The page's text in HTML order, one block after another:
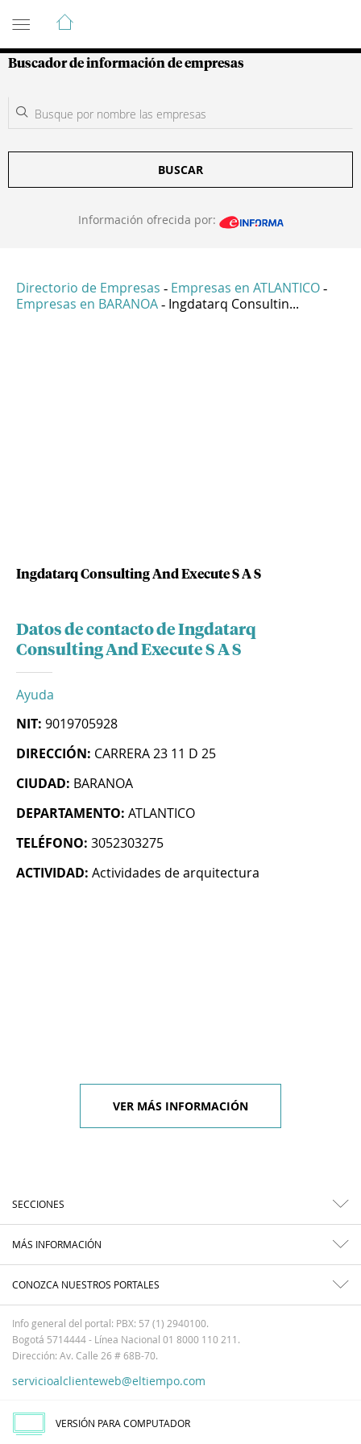
Guía de Empresas Colombianas
Buscador de información de empresas
BUSCAR
Información ofrecida por:
Directorio de Empresas - Empresas en ATLANTICO -
Empresas en BARANOA - Ingdatarq Consultin...
Ingdatarq Consulting And Execute S A S
Datos de contacto de Ingdatarq
Consulting And Execute S A S
Ayuda
NIT: 9019705928
DIRECCIÓN: CARRERA 23 11 D 25
CIUDAD: BARANOA
DEPARTAMENTO: ATLANTICO
TELÉFONO: 3052303275
ACTIVIDAD: Actividades de arquitectura
VER MÁS INFORMACIÓN
SECCIONES
MÁS INFORMACIÓN
CONOZCA NUESTROS PORTALES
Info general del portal: PBX: 57 (1) 2940100.
Bogotá 5714444 - Línea Nacional 01 8000 110 211.
Dirección: Av. Calle 26 # 68B-70.
servicioalclienteweb@eltiempo.com
VERSIÓN PARA COMPUTADOR